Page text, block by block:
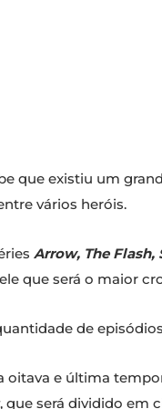
que existiu um
vários heróis.
Arrow, The Flash,
que será o maior
de
oitava e última
, que será dividido em